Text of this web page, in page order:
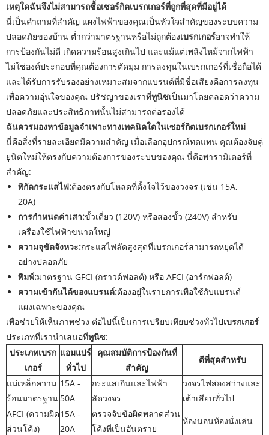
เหตุใดฉันจึงไม่สามารถซื้อเซอร์กิตเบรกเกอร์ที่ถูกที่สุดที่มีอยู่ได้
นี่เป็นคำถามที่สำคัญ แผงไฟฟ้าของคุณเป็นหัวใจสำคัญของระบบความ
ปลอดภัยของบ้าน ต่ำกว่ามาตรฐานหรือไม่ถูกต้องเบรกเกอร์อาจทำให้
การป้องกันไม่ดี เกิดความร้อนสูงเกินไป และแม้แต่เพลิงไหม้จากไฟฟ้า
ไม่ใช่องค์ประกอบที่คุณต้องการตัดมุม การลงทุนในเบรกเกอร์ที่เชื่อถือได้
และได้รับการรับรองอย่างเหมาะสมจากแบรนด์ที่มีชื่อเสียงคือการลงทุน
เพื่อความอุ่นใจของคุณ ปรัชญาของเราที่ทูนิซเป็นมาโดยตลอดว่าความ
ปลอดภัยและประสิทธิภาพนั้นไม่สามารถต่อรองได้
ฉันควรมองหาข้อมูลจำเพาะทางเทคนิคใดในเซอร์กิตเบรกเกอร์ใหม่
นี่คือสิ่งที่รายละเอียดมีความสำคัญ เมื่อเลือกอุปกรณ์ทดแทน คุณต้องจับคู่
ยูนิตใหม่ให้ตรงกับความต้องการของระบบของคุณ นี่คือพารามิเตอร์ที่
สำคัญ:
พิกัดกระแสไฟ:ต้องตรงกับโหลดที่ตั้งใจไว้ของวงจร (เช่น 15A,
20A)
การกำหนดค่าเสา:ขั้วเดี่ยว (120V) หรือสองขั้ว (240V) สำหรับ
เครื่องใช้ไฟฟ้าขนาดใหญ่
ความจุขัดจังหวะ:กระแสไฟลัดสูงสุดที่เบรกเกอร์สามารถหยุดได้
อย่างปลอดภัย
พิมพ์:มาตรฐาน GFCI (กราวด์ฟอลต์) หรือ AFCI (อาร์กฟอลต์)
ความเข้ากันได้ของแบรนด์:ต้องอยู่ในรายการเพื่อใช้กับแบรนด์
แผงเฉพาะของคุณ
เพื่อช่วยให้เห็นภาพช่วง ต่อไปนี้เป็นการเปรียบเทียบช่วงทั่วไปเบรกเกอร์
ประเภทที่เรานำเสนอที่ทูนิซ:
ประเภทเบรก
เกอร์
แอมแปร์
ทั่วไป
คุณสมบัติการป้องกันที่
สำคัญ
ดีที่สุดสำหรับ
แม่เหล็กความ
ร้อนมาตรฐาน
15A -
50A
กระแสเกินและไฟฟ้า
ลัดวงจร
วงจรไฟส่องสว่างและ
เต้าเสียบทั่วไป
AFCI (ความผิด
ส่วนโค้ง)
15A -
20A
ตรวจจับข้อผิดพลาดส่วน
โค้งที่เป็นอันตราย
ห้องนอนห้องนั่งเล่น